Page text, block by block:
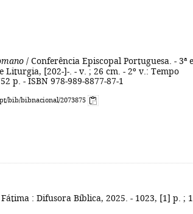
/ Conferência Episcopal Portuguesa. - 3ª
Liturgia, [202-]-. - v. ; 26 cm. - 2º v.: Tempo
p. - ISBN 978-989-8877-87-1
bib/bibnacional/2073875
- Fátima : Difusora Bíblica, 2025. - 1023, [1] p. ;